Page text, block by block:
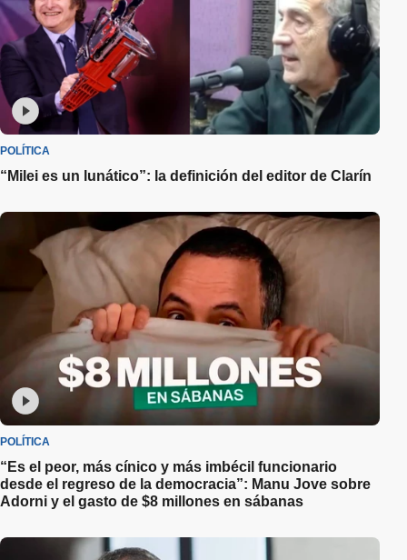
POLÍTICA
“Milei es un lunático”: la definición del editor de Clarín
POLÍTICA
“Es el peor, más cínico y más imbécil funcionario
desde el regreso de la democracia”: Manu Jove sobre
Adorni y el gasto de $8 millones en sábanas